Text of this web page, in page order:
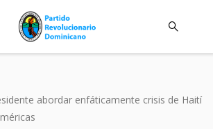
abordar enfáticamente crisis de Haití